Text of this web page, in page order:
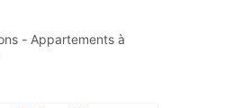
- Appartements à